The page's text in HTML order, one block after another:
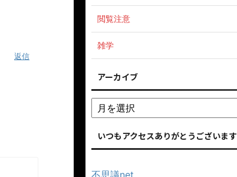
返信
閲覧注意
雑学
アーカイブ
いつもアクセスありがとうございます
不思議net